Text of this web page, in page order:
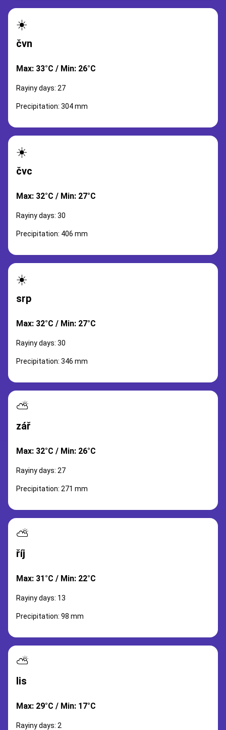
☀️
čvn
Max: 33°C / Min: 26°C
Rayiny days: 27
Precipitation: 304 mm
☀️
čvc
Max: 32°C / Min: 27°C
Rayiny days: 30
Precipitation: 406 mm
☀️
srp
Max: 32°C / Min: 27°C
Rayiny days: 30
Precipitation: 346 mm
⛅
zář
Max: 32°C / Min: 26°C
Rayiny days: 27
Precipitation: 271 mm
⛅
říj
Max: 31°C / Min: 22°C
Rayiny days: 13
Precipitation: 98 mm
⛅
lis
Max: 29°C / Min: 17°C
Rayiny days: 2